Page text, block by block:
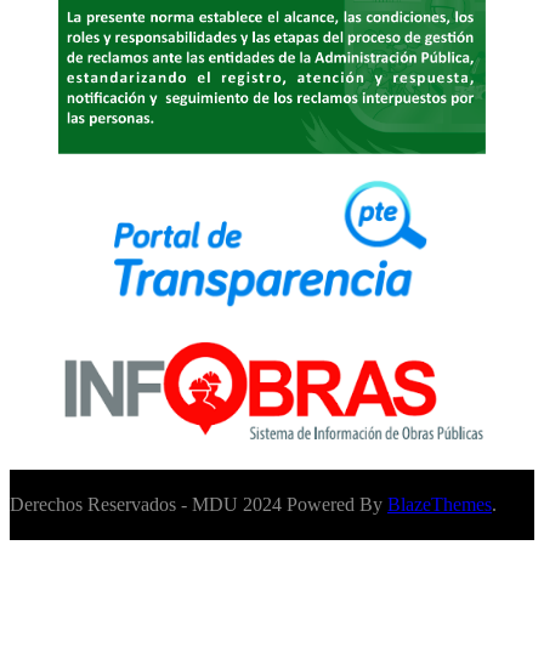
Derechos Reservados - MDU 2024 Powered By BlazeThemes.